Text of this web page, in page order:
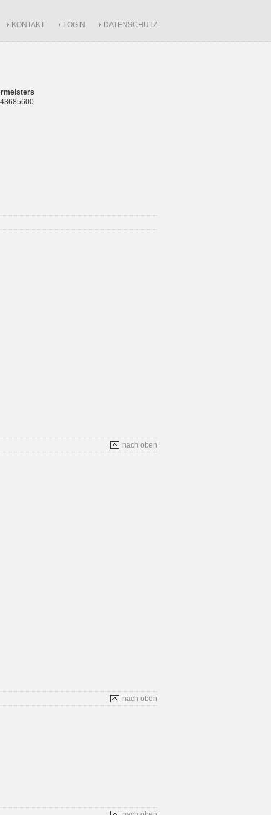
KONTAKT LOGIN DATENSCHUTZ
nach oben
nach oben